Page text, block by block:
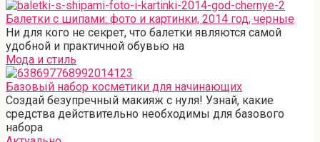
Балетки с шипами: фото и картинки, 2014 год, черные
Ни для кого не секрет, что балетки являются самой
удобной и практичной обувью на
Мода и стиль
Базовый набор косметики для начинающих
Создай безупречный макияж с нуля! Узнай, какие
средства действительно необходимы для базового
набора